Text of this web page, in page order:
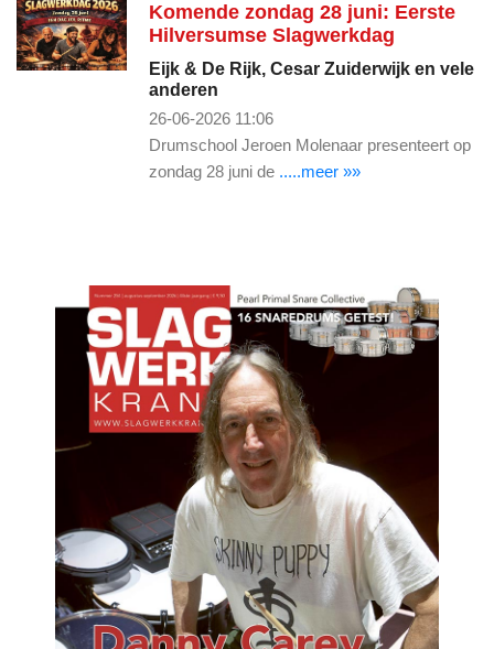
Komende zondag 28 juni: Eerste
Hilversumse Slagwerkdag
Eijk & De Rijk, Cesar Zuiderwijk en vele
anderen
26-06-2026 11:06
Drumschool Jeroen Molenaar presenteert op
zondag 28 juni de .....meer »»